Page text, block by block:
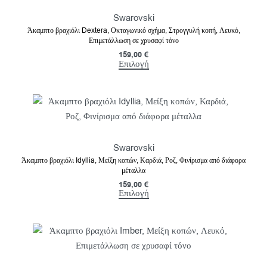
Swarovski
Άκαμπτο βραχιόλι Dextera, Οκταγωνικό σχήμα, Στρογγυλή κοπή, Λευκό,
Επιμετάλλωση σε χρυσαφί τόνο
159,00 €
Επιλογή
Swarovski
Άκαμπτο βραχιόλι Idyllia, Μείξη κοπών, Καρδιά, Ροζ, Φινίρισμα από διάφορα
μέταλλα
159,00 €
Επιλογή